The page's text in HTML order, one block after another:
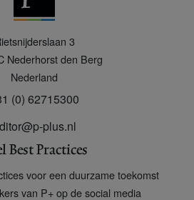
3
Nederhorst den Berg
Nederland
(0) 62715300
plus.nl
Best Practices
voor een duurzame toekomst
van P+ op de social media